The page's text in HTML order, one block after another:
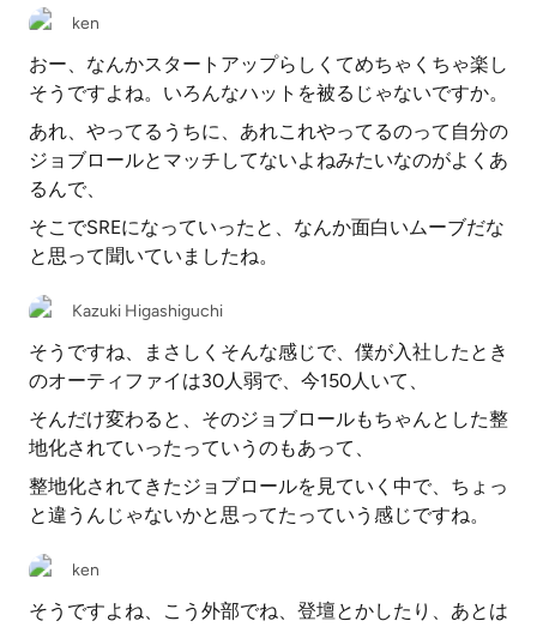
ken
おー、なんかスタートアップらしくてめちゃくちゃ楽し
そうですよね。いろんなハットを被るじゃないですか。
あれ、やってるうちに、あれこれやってるのって自分の
ジョブロールとマッチしてないよねみたいなのがよくあ
るんで、
そこでSREになっていったと、なんか面白いムーブだな
と思って聞いていましたね。
Kazuki Higashiguchi
そうですね、まさしくそんな感じで、僕が入社したとき
のオーティファイは30人弱で、今150人いて、
そんだけ変わると、そのジョブロールもちゃんとした整
地化されていったっていうのもあって、
整地化されてきたジョブロールを見ていく中で、ちょっ
と違うんじゃないかと思ってたっていう感じですね。
ken
そうですよね、こう外部でね、登壇とかしたり、あとは